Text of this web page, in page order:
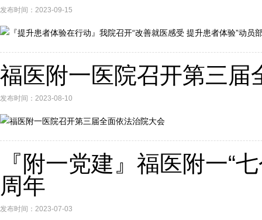
发布时间：2023-09-15
福医附一医院召开第三届
发布时间：2023-08-10
『附一党建』福医附一“
周年
发布时间：2023-07-03